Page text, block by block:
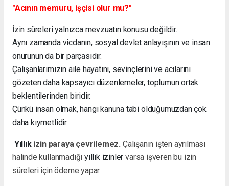
"Acının memuru, işçisi olur mu?"
İzin süreleri yalnızca mevzuatın konusu değildir.
Aynı zamanda vicdanın, sosyal devlet anlayışının ve insan
onurunun da bir parçasıdır.
Çalışanlarımızın aile hayatını, sevinçlerini ve acılarını
gözeten daha kapsayıcı düzenlemeler, toplumun ortak
beklentilerinden biridir.
Çünkü insan olmak, hangi kanuna tabi olduğumuzdan çok
daha kıymetlidir.
Yıllıkizin paraya çevrilemez. Çalışanın işten ayrılması
halinde kullanmadığı yıllık izinler varsa işveren bu izin
süreleri için ödeme yapar.